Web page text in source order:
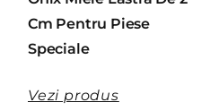
Cm Pentru Piese
Speciale
Vezi produs